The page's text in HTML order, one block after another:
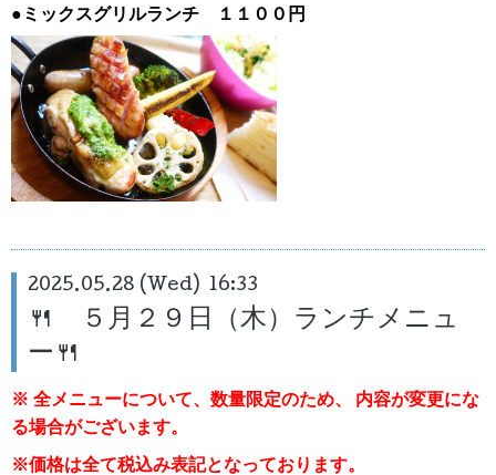
●ミックスグリルランチ １１００円
2025.05.28 (Wed) 16:33
🍴 ５月２９日（木）ランチメニュ
ー🍴
※ 全メニューについて、数量限定のため、
内容が変更にな
る場合がございます。
※価格は全て税込み表記となっております。